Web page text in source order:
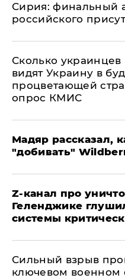
​Сирия: финальный
российского
Сколько украинцев
видят Украину в
процветающей
опрос КМИС
Мадяр рассказал,
"добивать"
Z-канал про
Геленджике
системы
Сильный взрыв
ключевом военном